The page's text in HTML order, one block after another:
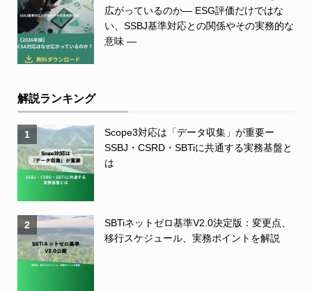
広がっているのか― ESG評価だけではな
い、SSBJ基準対応との関係やその実務的な
意味 ―
解説ランキング
1
Scope3対応は「データ収集」が重要ー
SSBJ・CSRD・SBTiに共通する実務基盤と
は
2
SBTiネットゼロ基準V2.0決定版：変更点、
移行スケジュール、実務ポイントを解説